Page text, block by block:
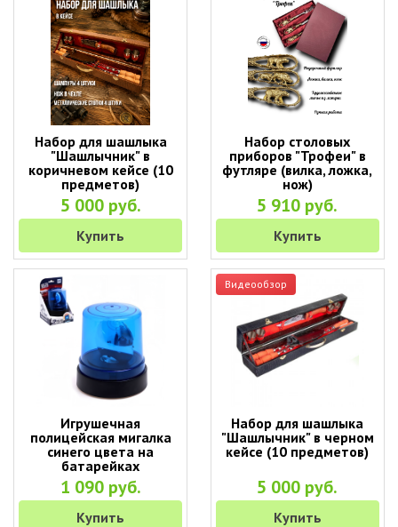
Набор для шашлыка
"Шашлычник" в
коричневом кейсе (10
предметов)
5 000 руб.
Купить
Набор столовых
приборов "Трофеи" в
футляре (вилка, ложка,
нож)
5 910 руб.
Купить
Игрушечная
полицейская мигалка
синего цвета на
батарейках
1 090 руб.
Купить
Видеообзор
Набор для шашлыка
"Шашлычник" в черном
кейсе (10 предметов)
5 000 руб.
Купить